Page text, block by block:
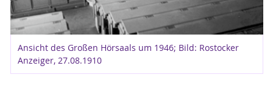
Ansicht des Großen Hörsaals um 1946; Bild: Rostocker
Anzeiger, 27.08.1910